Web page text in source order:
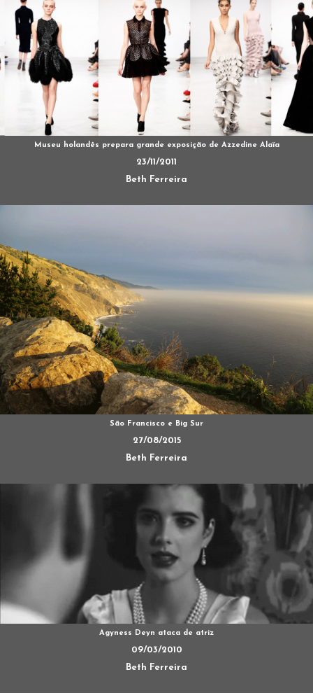
Museu holandês prepara grande exposição de Azzedine Alaïa
23/11/2011
Beth Ferreira
São Francisco e Big Sur
27/08/2015
Beth Ferreira
Agyness Deyn ataca de atriz
09/03/2010
Beth Ferreira